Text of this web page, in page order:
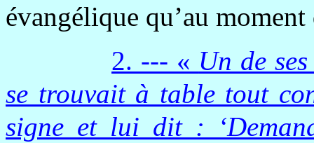
évangélique qu’au
2. --- « Un de
se trouvait à table tout
signe et lui dit :